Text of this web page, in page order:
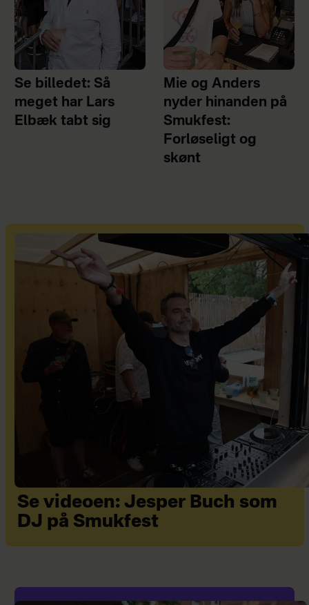
Se billedet: Så
meget har Lars
Elbæk tabt sig
Mie og Anders
nyder hinanden på
Smukfest:
Forløseligt og
skønt
Se videoen: Jesper Buch som
DJ på Smukfest